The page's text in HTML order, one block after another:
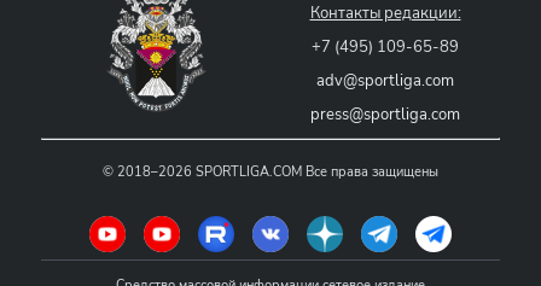
Контакты редакции:
+7 (495) 109-65-89
adv@sportliga.com
press@sportliga.com
© 2018–2026 SPORTLIGA.COM Все права защищены